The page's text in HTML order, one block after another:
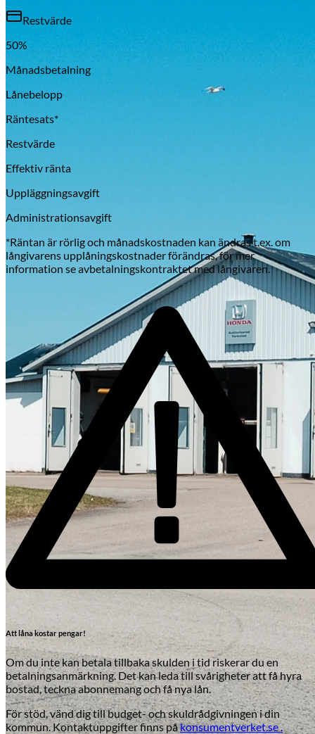
Skadeverkstad
Restvärde
50%
Månadsbetalning
Lånebelopp
Räntesats*
Restvärde
Effektiv ränta
Uppläggningsavgift
Administrationsavgift
*Räntan är rörlig och månadskostnaden kan ändras t.ex. om
långivarens upplåningskostnader förändras, för mer
information se avbetalningskontraktet med långivaren.
Att låna kostar pengar!
Om du inte kan betala tillbaka skulden i tid riskerar du en
betalningsanmärkning. Det kan leda till svårigheter att få hyra
bostad, teckna abonnemang och få nya lån.
För stöd, vänd dig till budget- och skuldrådgivningen i din
kommun. Kontaktuppgifter finns påkonsumentverket.se .